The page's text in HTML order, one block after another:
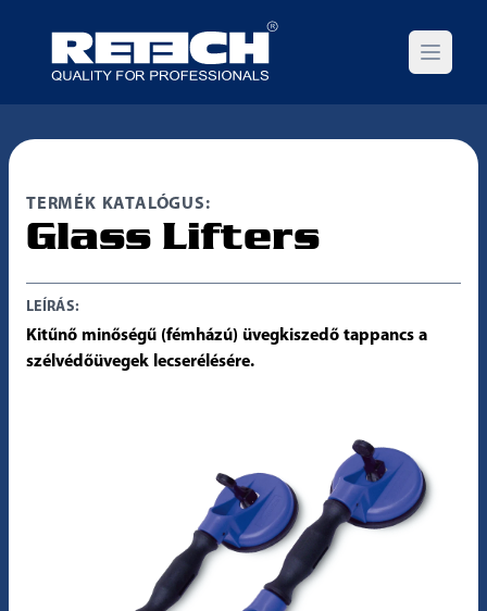
Open
TERMÉK KATALÓGUS:
Glass Lifters
LEÍRÁS:
Kitűnő minőségű (fémházú) üvegkiszedő tappancs a
szélvédőüvegek lecserélésére.